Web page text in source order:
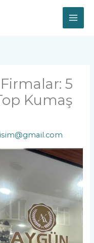
5
Kumaş